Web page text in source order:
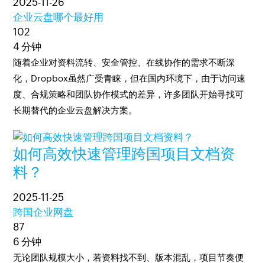
2025-11-26
企业云盘哪个最好用
102
4 分钟
随着企业对资料流转、安全管控、在线协作的需求不断深
化，Dropbox虽然广受青睐，但在国内环境下，由于访问速
度、合规策略和团队协作模式的差异，许多团队开始寻找可
长期替代的企业云盘解决方案。
如何高效快速管理跨国项目文档资
料？
2025-11-25
跨国企业网盘
87
6 分钟
无论团队规模大小，若资料找不到、版本混乱，项目节奏便